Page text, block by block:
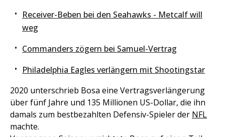
Receiver-Beben bei den Seahawks - Metcalf will
weg
Commanders zögern bei Samuel-Vertrag
Philadelphia Eagles verlängern mit Shootingstar
2020 unterschrieb Bosa eine Vertragsverlängerung
über fünf Jahre und 135 Millionen US-Dollar, die ihn
damals zum bestbezahlten Defensiv-Spieler der NFL
machte.